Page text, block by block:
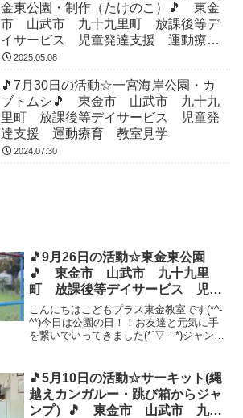
金東公園・制作（たけのこ）🎵 東金
市 山武市 九十九里町 放課後等デ
イサービス 児童発達支援 運動療
育 教室見学
2025.05.08
🎵7月30日の活動☆一宮海岸公園・カ
ブトムシ🎵 東金市 山武市 九十九
里町 放課後等デイサービス 児童発
達支援 運動療育 教室見学
2024.07.30
🎵9月26日の活動☆東金東公園
🎵 東金市 山武市 九十九里
町 放課後等デイサービス 児童
発達支援 運動療育 教室見学
こんにちはこどもプラス東金教室です(*^-
^*)今日は公園の日！！お友達と元気に手
を繋いでいってきました(*´▽｀*)ジャング
お友達に、砂遊びを楽しむお友達など、
たくさ...
🎵5月10日の活動☆サーキット(縄
越えカンガルー・跳び箱からジャ
ンプ）🎵 東金市 山武市 九十